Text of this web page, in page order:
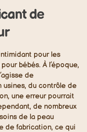
de
pour les
bébés. À l’époque,
de
usines, du contrôle de
une erreur pourrait
de nombreux
de la peau
de fabrication, ce qui